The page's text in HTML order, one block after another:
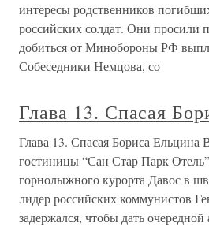
интересы родственников
российских солдат. Они просили
добиться от Минобороны РФ
Собеседники Немцова, со
Глава 13. Спасая
Глава 13. Спасая Бориса Ельцина
гостиницы “Сан Стар Парк
горнолыжного курорта Давос в
лидер российских коммунистов
задержался, чтобы дать